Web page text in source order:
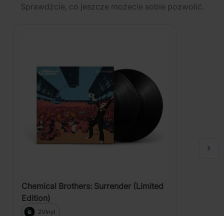
Sprawdźcie, co jeszcze możecie sobie pozwolić.
Chemical Brothers: Surrender (Limited
Edition)
2Vinyl